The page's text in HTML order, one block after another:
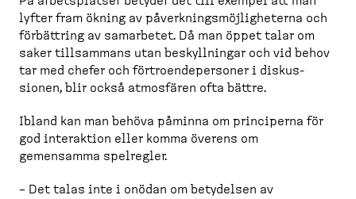
lyfter fram ökning av påverk­nings­möj­lig­heterna och
förbättring av samarbetet. Då man öppet talar om
saker tillsammans utan beskyll­ningar och vid behov
tar med chefer och förtro­en­de­personer i diskus­
sionen, blir också atmosfären ofta bättre.
Ibland kan man behöva påminna om principerna för
god interaktion eller komma överens om
gemensamma spelregler.
– Det talas inte i onödan om betydelsen av